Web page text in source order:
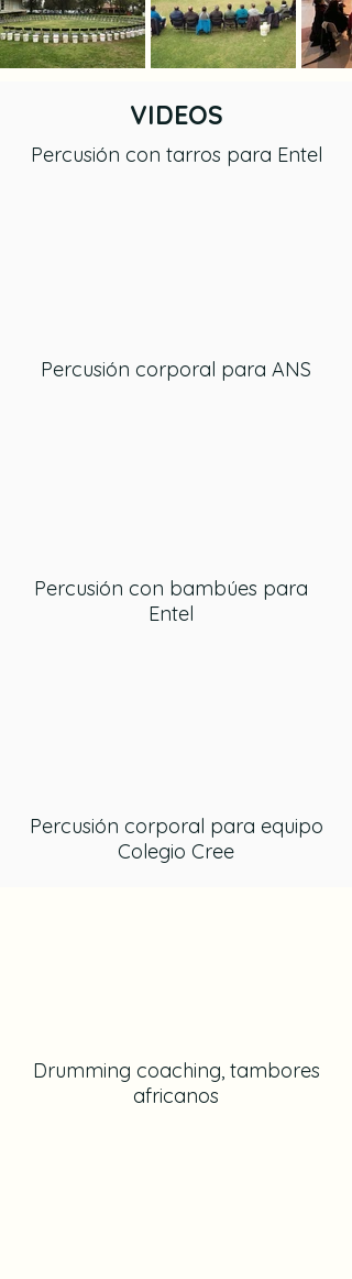
VIDEOS
Percusión con tarros para Entel
Percusión corporal para ANS
Percusión con bambúes para
Entel
Percusión corporal para equipo
Colegio Cree
Drumming coaching, tambores
africanos